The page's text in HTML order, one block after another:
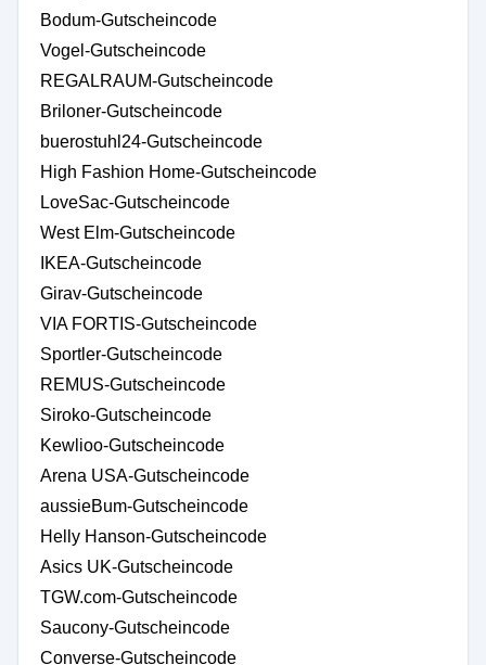
Bodum-Gutscheincode
Vogel-Gutscheincode
REGALRAUM-Gutscheincode
Briloner-Gutscheincode
buerostuhl24-Gutscheincode
High Fashion Home-Gutscheincode
LoveSac-Gutscheincode
West Elm-Gutscheincode
IKEA-Gutscheincode
Girav-Gutscheincode
VIA FORTIS-Gutscheincode
Sportler-Gutscheincode
REMUS-Gutscheincode
Siroko-Gutscheincode
Kewlioo-Gutscheincode
Arena USA-Gutscheincode
aussieBum-Gutscheincode
Helly Hanson-Gutscheincode
Asics UK-Gutscheincode
TGW.com-Gutscheincode
Saucony-Gutscheincode
Converse-Gutscheincode